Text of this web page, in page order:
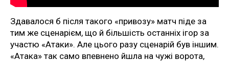
Здавалося б після такого «привозу» матч піде за
тим же сценарієм, що й більшість останніх ігор за
участю «Атаки». Але цього разу сценарій був іншим.
«Атака» так само впевнено йшла на чужі ворота,